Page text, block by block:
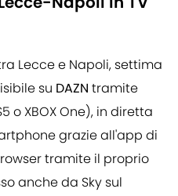
Lecce e Napoli, settima
su DAZN tramite
o XBOX One), in diretta
grazie all'app di
tramite il proprio
anche da Sky sul